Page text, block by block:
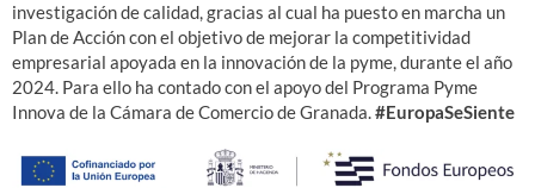
investigación de calidad, gracias al cual ha puesto en marcha un
Plan de Acción con el objetivo de mejorar la competitividad
empresarial apoyada en la innovación de la pyme, durante el año
2024. Para ello ha contado con el apoyo del Programa Pyme
Innova de la Cámara de Comercio de Granada.#EuropaSeSiente